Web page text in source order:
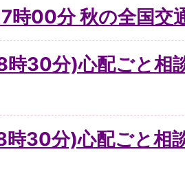
時00分 秋の全国交
時30分)心配ごと相
時30分)心配ごと相